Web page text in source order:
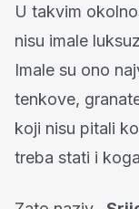
U takvim
nisu imale
Imale su ono
tenkove,
koji nisu pitali
treba stati i